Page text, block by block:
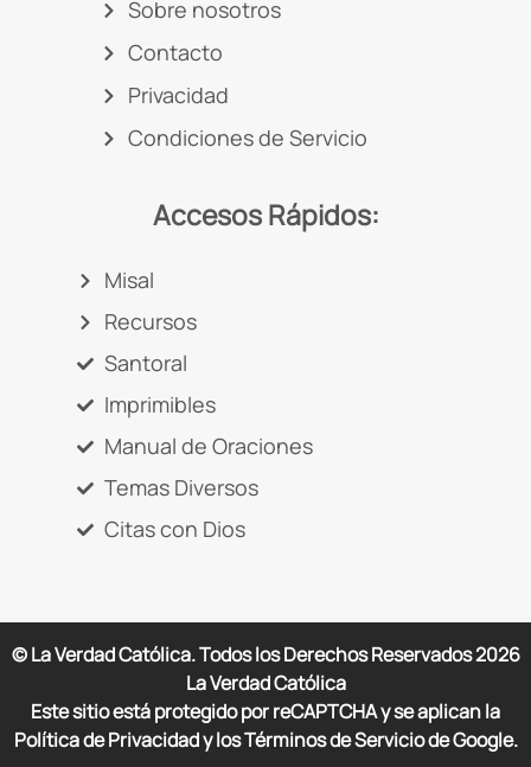
Sobre nosotros
Contacto
Privacidad
Condiciones de Servicio
Accesos Rápidos:
Misal
Recursos
Santoral
Imprimibles
Manual de Oraciones
Temas Diversos
Citas con Dios
© La Verdad Católica. Todos los Derechos Reservados2026
La Verdad Católica
Este sitio está protegido por reCAPTCHA y se aplican la
Política de Privacidad y los Términos de Servicio de Google.